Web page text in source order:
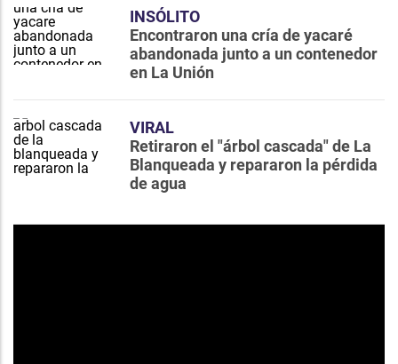
INSÓLITO
Encontraron una cría de yacaré
abandonada junto a un contenedor
en La Unión
VIRAL
Retiraron el "árbol cascada" de La
Blanqueada y repararon la pérdida
de agua